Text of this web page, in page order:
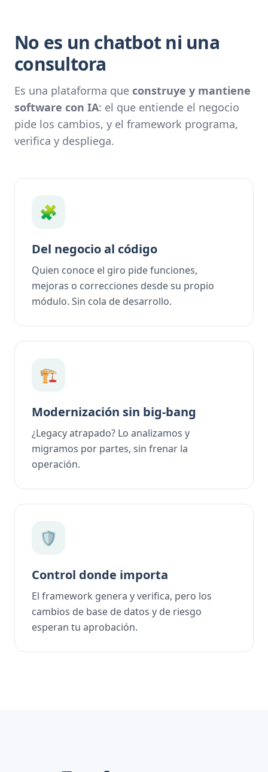
No es un chatbot ni una
consultora
Es una plataforma que construye y mantiene
software con IA: el que entiende el negocio
pide los cambios, y el framework programa,
verifica y despliega.
🧩
Del negocio al código
Quien conoce el giro pide funciones,
mejoras o correcciones desde su propio
módulo. Sin cola de desarrollo.
🏗️
Modernización sin big-bang
¿Legacy atrapado? Lo analizamos y
migramos por partes, sin frenar la
operación.
🛡️
Control donde importa
El framework genera y verifica, pero los
cambios de base de datos y de riesgo
esperan tu aprobación.